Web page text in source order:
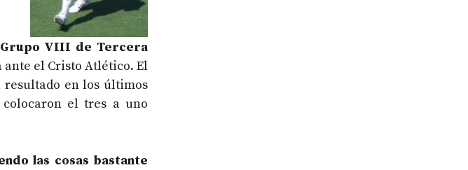
VIII de Tercera
ante el Cristo Atlético. El
en los últimos
el tres a uno
las cosas bastante